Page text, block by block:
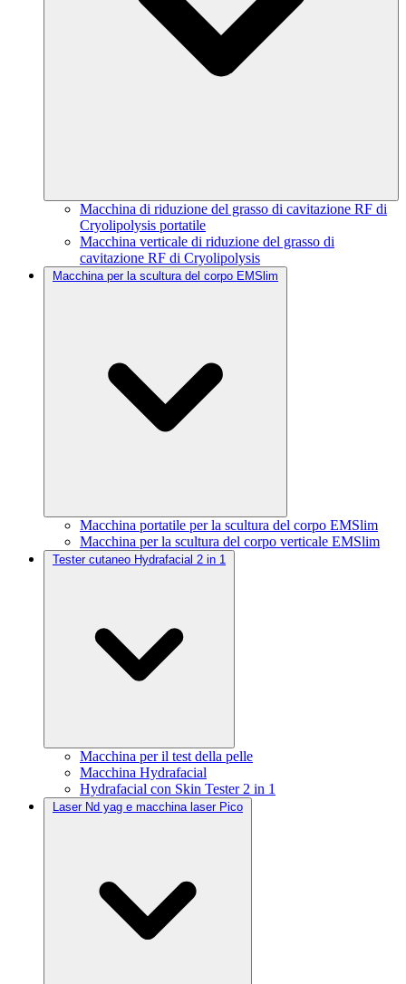
Macchina di riduzione del grasso di cavitazione RF di
Cryolipolysis portatile
Macchina verticale di riduzione del grasso di
cavitazione RF di Cryolipolysis
Macchina per la scultura del corpo EMSlim
Macchina portatile per la scultura del corpo EMSlim
Macchina per la scultura del corpo verticale EMSlim
Tester cutaneo Hydrafacial 2 in 1
Macchina per il test della pelle
Macchina Hydrafacial
Hydrafacial con Skin Tester 2 in 1
Laser Nd yag e macchina laser Pico